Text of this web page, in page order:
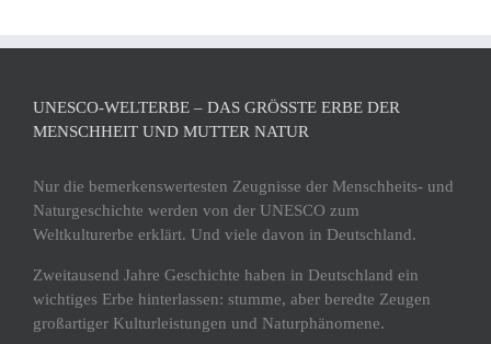
UNESCO-WELTERBE – DAS GRÖSSTE ERBE DER M
ENSCHHEIT UND MUTTER NATUR
Nur die bemerkenswertesten Zeugnisse der Menschheits- und
Naturgeschichte werden von der UNESCO zum
Weltkulturerbe erklärt. Und viele davon in Deutschland.
Zweitausend Jahre Geschichte haben in Deutschland ein
wichtiges Erbe hinterlassen: stumme, aber beredte Zeugen
großartiger Kulturleistungen und Naturphänomene.